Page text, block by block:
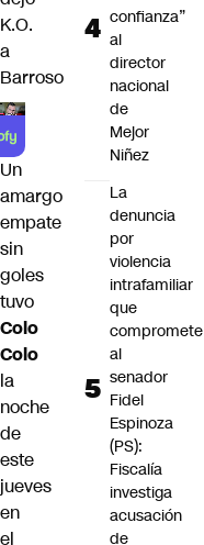
K.O.
a
Barroso
Un
amargo
empate
sin
goles
tuvo
Colo
Colo
la
noche
de
este
jueves
en
el
confianza”
al
director
nacional
de
Mejor
Niñez
La
denuncia
por
violencia
intrafamiliar
que
compromete
al
senador
Fidel
Espinoza
(PS):
Fiscalía
investiga
acusación
de